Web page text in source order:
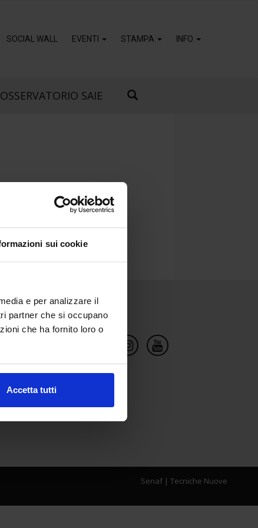
sui cookie
e per analizzare il
partner che si occupano
che ha fornito loro o
Accetta tutti
SOCIAL WALL EVENTI STAMPA INFO
OSSERVATORIO SAIE
Social Network
Senaf| Tecniche Nuove